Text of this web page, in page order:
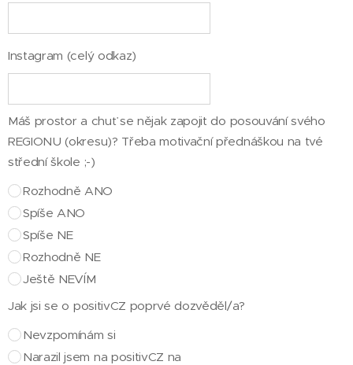
Instagram (celý odkaz)
Máš prostor a chuť se nějak zapojit do posouvání svého
REGIONU (okresu)? Třeba motivační přednáškou na tvé
střední škole ;-)
Rozhodně ANO
Spíše ANO
Spíše NE
Rozhodně NE
Ještě NEVÍM
Jak jsi se o positivCZ poprvé dozvěděl/a?
Nevzpomínám si
Narazil jsem na positivCZ na